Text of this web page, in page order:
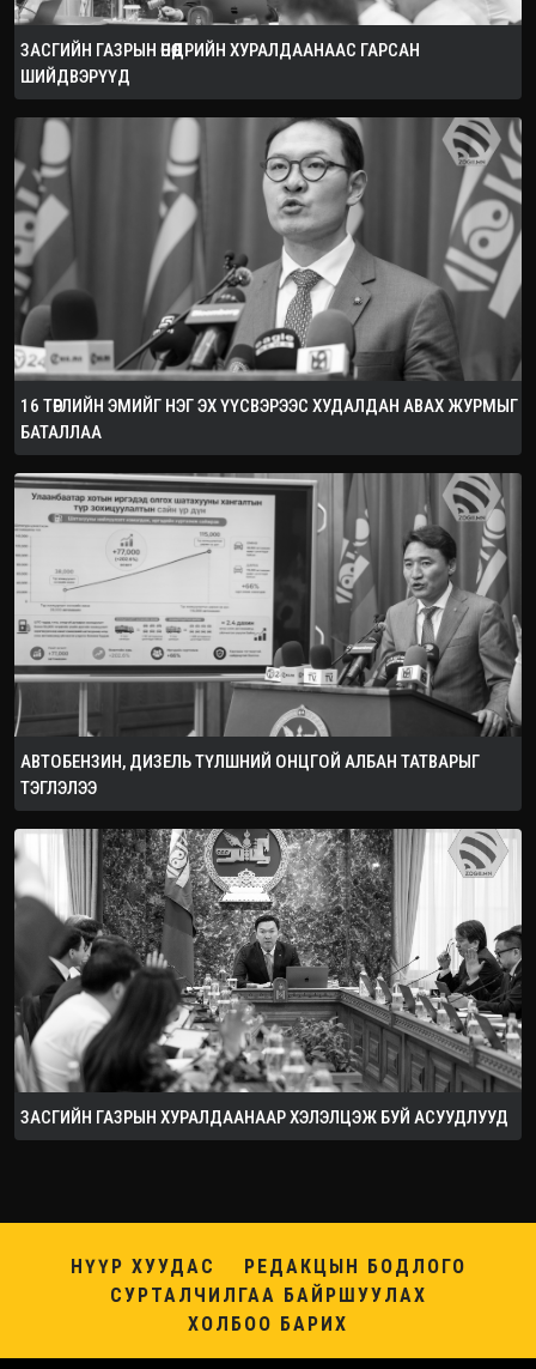
ЗАСГИЙН ГАЗРЫН ӨНӨӨДРИЙН ХУРАЛДААНААС ГАРСАН
ШИЙДВЭРҮҮД
16 ТӨРЛИЙН ЭМИЙГ НЭГ ЭХ ҮҮСВЭРЭЭС ХУДАЛДАН АВАХ ЖУРМЫГ
БАТАЛЛАА
АВТОБЕНЗИН, ДИЗЕЛЬ ТҮЛШНИЙ ОНЦГОЙ АЛБАН ТАТВАРЫГ
ТЭГЛЭЛЭЭ
ЗАСГИЙН ГАЗРЫН ХУРАЛДААНААР ХЭЛЭЛЦЭЖ БУЙ АСУУДЛУУД
НҮҮР ХУУДАС
РЕДАКЦЫН БОДЛОГО
СУРТАЛЧИЛГАА БАЙРШУУЛАХ
ХОЛБОО БАРИХ